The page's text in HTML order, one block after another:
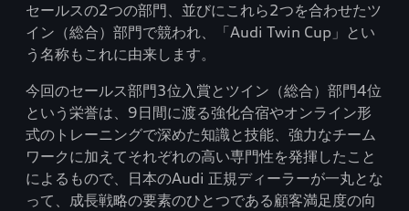
セールスの2つの部門、並びにこれら2つを合わせたツ
イン（総合）部門で競われ、「Audi Twin Cup」とい
う名称もこれに由来します。
今回のセールス部門3位入賞とツイン（総合）部門4位
という栄誉は、9日間に渡る強化合宿やオンライン形
式のトレーニングで深めた知識と技能、強力なチーム
ワークに加えてそれぞれの高い専門性を発揮したこと
によるもので、日本のAudi 正規ディーラーが一丸とな
って、成長戦略の要素のひとつである顧客満足度の向